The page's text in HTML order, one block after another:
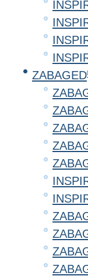
ZABAGED